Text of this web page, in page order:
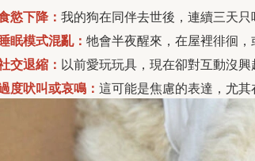
慾下降： 我的狗在同伴去世後，連續三天只
眠模式混亂： 牠會半夜醒來，在屋裡徘徊，
交退縮： 以前愛玩玩具，現在卻對互動沒興
度吠叫或哀鳴： 這可能是焦慮的表達，尤其